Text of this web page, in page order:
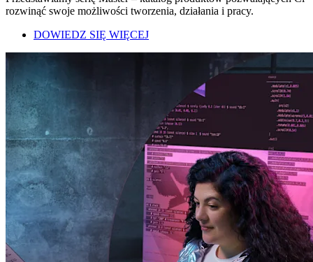
rozwinąć swoje możliwości tworzenia, działania i pracy.
DOWIEDZ SIĘ WIĘCEJ